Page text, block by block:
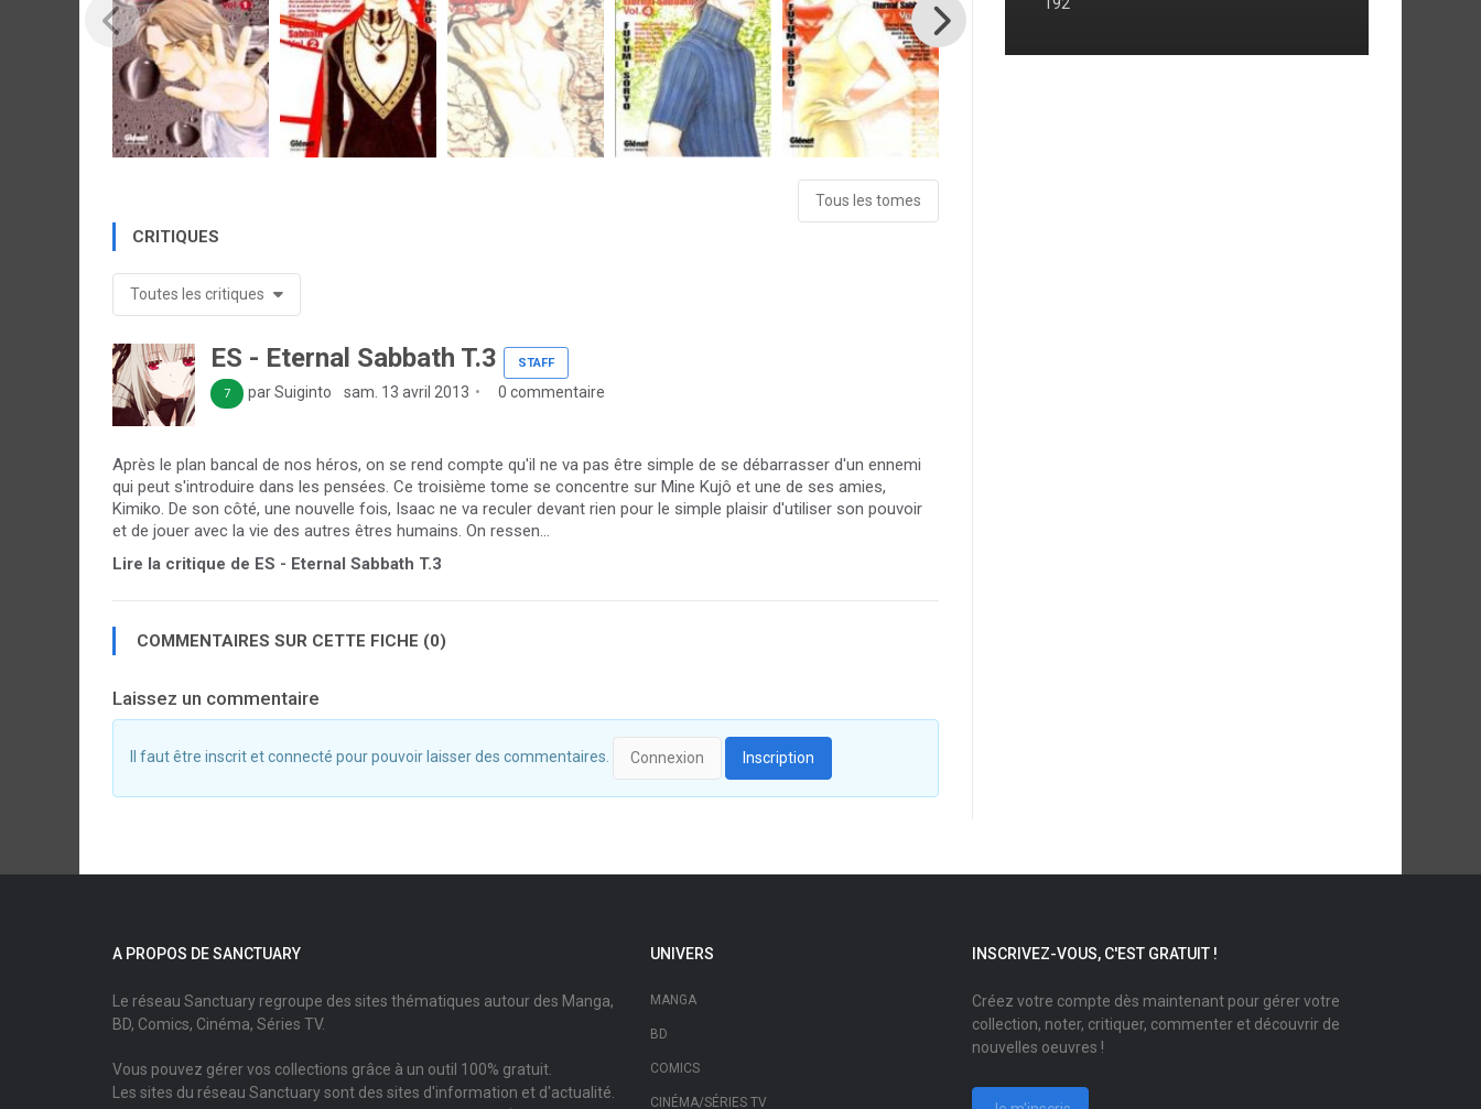
Tous les tomes
CRITIQUES
Toutes les critiques
ES - Eternal Sabbath T.3 STAFF
7 par Suiginto sam. 13 avril 2013 0 commentaire
Après le plan bancal de nos héros, on se rend compte qu'il ne va pas être simple de se débarrasser d'un ennemi
qui peut s'introduire dans les pensées. Ce troisième tome se concentre sur Mine Kujô et une de ses amies,
Kimiko. De son côté, une nouvelle fois, Isaac ne va reculer devant rien pour le simple plaisir d'utiliser son pouvoir
et de jouer avec la vie des autres êtres humains. On ressen...
Lire la critique de ES - Eternal Sabbath T.3
COMMENTAIRES SUR CETTE FICHE (0)
Laissez un commentaire
Il faut être inscrit et connecté pour pouvoir laisser des commentaires. Connexion Inscription
A PROPOS DE SANCTUARY
Le réseau Sanctuary regroupe des sites thématiques autour des Manga,
BD, Comics, Cinéma, Séries TV.
Vous pouvez gérer vos collections grâce à un outil 100% gratuit.
Les sites du réseau Sanctuary sont des sites d'information et d'actualité.
UNIVERS
MANGA
BD
COMICS
CINÉMA/SÉRIES TV
INSCRIVEZ-VOUS, C'EST GRATUIT !
Créez votre compte dès maintenant pour gérer votre
collection, noter, critiquer, commenter et découvrir de
nouvelles oeuvres !